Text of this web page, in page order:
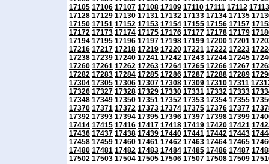
17105 17106 17107 17108 17109 17110 17111 17112 17113
17128 17129 17130 17131 17132 17133 17134 17135
17150 17151 17152 17153 17154 17155 17156 17157
17172 17173 17174 17175 17176 17177 17178 17179
17194 17195 17196 17197 17198 17199 17200 17201
17216 17217 17218 17219 17220 17221 17222 17223
17238 17239 17240 17241 17242 17243 17244 17245
17260 17261 17262 17263 17264 17265 17266 17267
17282 17283 17284 17285 17286 17287 17288 17289
17304 17305 17306 17307 17308 17309 17310 17311
17326 17327 17328 17329 17330 17331 17332 17333
17348 17349 17350 17351 17352 17353 17354 17355
17370 17371 17372 17373 17374 17375 17376 17377
17392 17393 17394 17395 17396 17397 17398 17399
17414 17415 17416 17417 17418 17419 17420 17421
17436 17437 17438 17439 17440 17441 17442 17443
17458 17459 17460 17461 17462 17463 17464 17465
17480 17481 17482 17483 17484 17485 17486 17487
17502 17503 17504 17505 17506 17507 17508 17509